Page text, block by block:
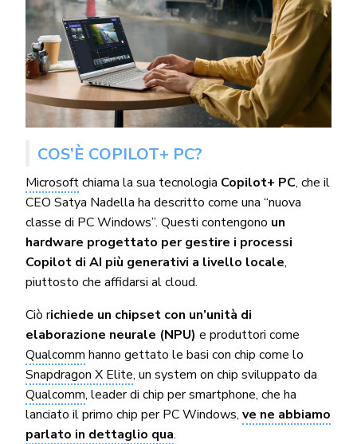
COS’È COPILOT+ PC?
Microsoftchiama la sua tecnologia Copilot+ PC, che il
CEO Satya Nadella ha descritto come una “nuova
classe di PC Windows”. Questi contengono un
hardware progettato per gestire i processi
Copilot di AI più generativi a livello locale,
piuttosto che affidarsi al cloud.
Ciò richiede un chipset con un’unità di
elaborazione neurale (NPU) e produttori come
Qualcomm hanno gettato le basi con chip come lo
Snapdragon X Elite, un system on chip sviluppato da
Qualcomm, leader di chip per smartphone, che ha
lanciato il primo chip per PC Windows,ve ne abbiamo
parlato in dettaglio qua.